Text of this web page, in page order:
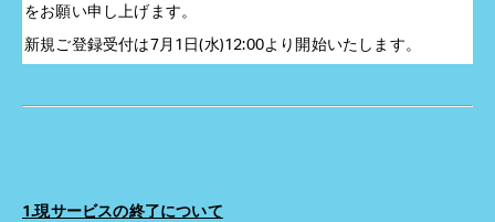
をお願い申し上げます。
新規ご登録受付は7月1日(水)12:00より開始いたします。
1.現サービスの終了について